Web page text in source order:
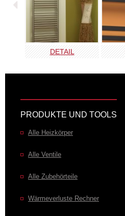
DETAIL
PRODUKTE UND TOOLS
Alle Heizkörper
Alle Ventile
Alle Zubehörteile
Wärmeverluste Rechner